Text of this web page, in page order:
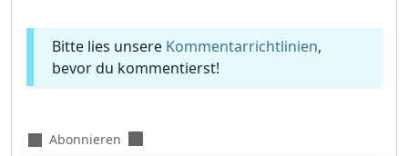
Bitte lies unsere Kommentarrichtlinien,
bevor du kommentierst!
Abonnieren